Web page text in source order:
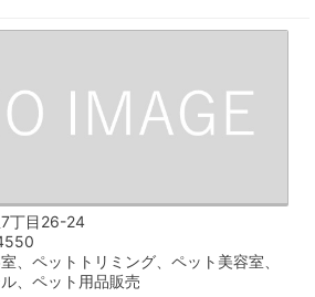
丁目26-24
、ペットトリミング、ペット美容室、
、ペット用品販売